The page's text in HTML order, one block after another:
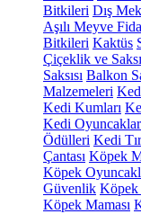
Bitkileri Dış
Aşılı Meyve
Bitkileri Kaktüs
Çiçeklik ve
Saksısı Balkon
Malzemeleri
Kedi Kumları
Kedi
Ödülleri Kedi
Çantası Köpek
Köpek
Güvenlik Köpek
Köpek Maması